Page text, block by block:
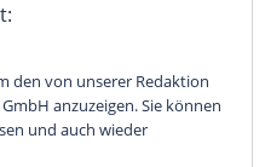
den von unserer Redaktion
anzuzeigen. Sie können
und auch wieder